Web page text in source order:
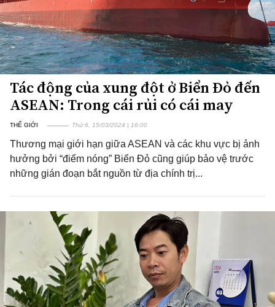
Tác động của xung đột ở Biển Đỏ đến
ASEAN: Trong cái rủi có cái may
THẾ GIỚI Thứ 6, 15/03/2024 | 16:00
Thương mại giới hạn giữa ASEAN và các khu vực bị ảnh
hưởng bởi “điểm nóng” Biển Đỏ cũng giúp bảo vệ trước
những gián đoạn bắt nguồn từ địa chính trị...